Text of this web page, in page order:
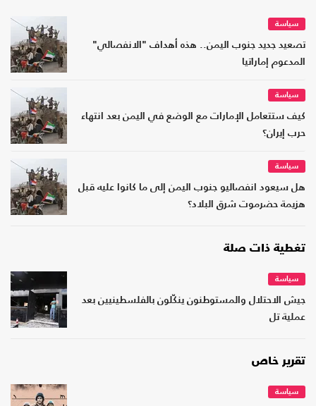
سياسة
تصعيد جديد جنوب اليمن.. هذه أهداف "الانفصالي"
المدعوم إماراتيا
سياسة
كيف ستتعامل الإمارات مع الوضع في اليمن بعد انتهاء
حرب إيران؟
سياسة
هل سيعود انفصاليو جنوب اليمن إلى ما كانوا عليه قبل
هزيمة حضرموت شرق البلاد؟
تغطية ذات صلة
سياسة
جيش الاحتلال والمستوطنون ينكّلون بالفلسطينيين بعد
عملية تل
تقرير خاص
سياسة